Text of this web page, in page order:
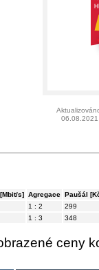
06.08.2021
s] Agregace Paušál
1 : 2
299
1 : 3 348
ceny